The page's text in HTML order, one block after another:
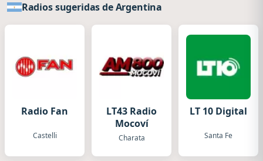
Radios sugeridas de Argentina
Radio Fan
Castelli
LT43 Radio
Mocoví
Charata
LT 10 Digital
Santa Fe